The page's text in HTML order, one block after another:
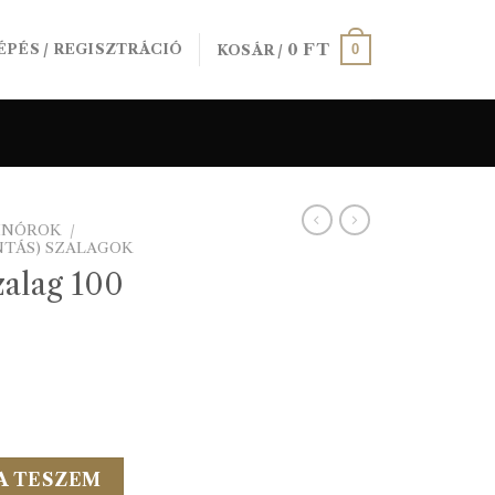
/ REGISZTRÁCIÓ KOSÁR / 0FT 0
/
SZALAGOK
100
Fekete mennyiség
TESZEM